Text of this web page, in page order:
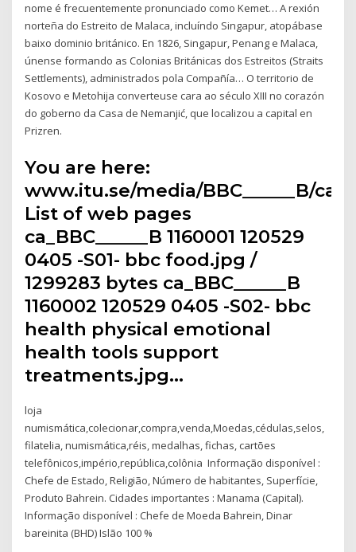
nome é frecuentemente pronunciado como Kemet… A rexión
norteña do Estreito de Malaca, incluíndo Singapur, atopábase
baixo dominio británico. En 1826, Singapur, Penang e Malaca,
únense formando as Colonias Británicas dos Estreitos (Straits
Settlements), administrados pola Compañía… O territorio de
Kosovo e Metohija converteuse cara ao século XIII no corazón
do goberno da Casa de Nemanjić, que localizou a capital en
Prizren.
You are here:
www.itu.se/media/BBC______B/ca
List of web pages
ca_BBC______B 1160001 120529
0405 -S01- bbc food.jpg /
1299283 bytes ca_BBC______B
1160002 120529 0405 -S02- bbc
health physical emotional
health tools support
treatments.jpg…
loja
numismática,colecionar,compra,venda,Moedas,cédulas,selos,
filatelia, numismática,réis, medalhas, fichas, cartões
telefônicos,império,república,colônia Informação disponível :
Chefe de Estado, Religião, Número de habitantes, Superfície,
Produto Bahrein. Cidades importantes : Manama (Capital).
Informação disponível : Chefe de Moeda Bahrein, Dinar
bareinita (BHD) Islão 100 %